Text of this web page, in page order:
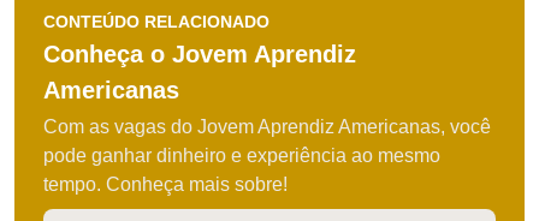
CONTEÚDO RELACIONADO
Conheça o Jovem Aprendiz
Americanas
Com as vagas do Jovem Aprendiz Americanas, você
pode ganhar dinheiro e experiência ao mesmo
tempo. Conheça mais sobre!